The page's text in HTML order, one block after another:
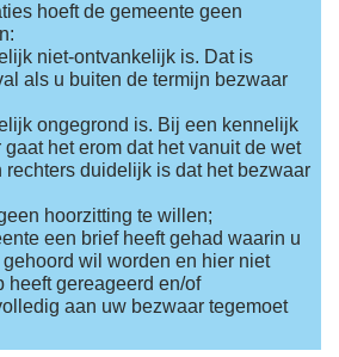
hoeft de gemeente geen
niet-ontvankelijk is. Dat is
als u buiten de termijn bezwaar
ongegrond is. Bij een kennelijk
het erom dat het vanuit de wet
rechters duidelijk is dat het bezwaar
hoorzitting te willen;
een brief heeft gehad waarin u
wil worden en hier niet
heeft gereageerd en/of
aan uw bezwaar tegemoet